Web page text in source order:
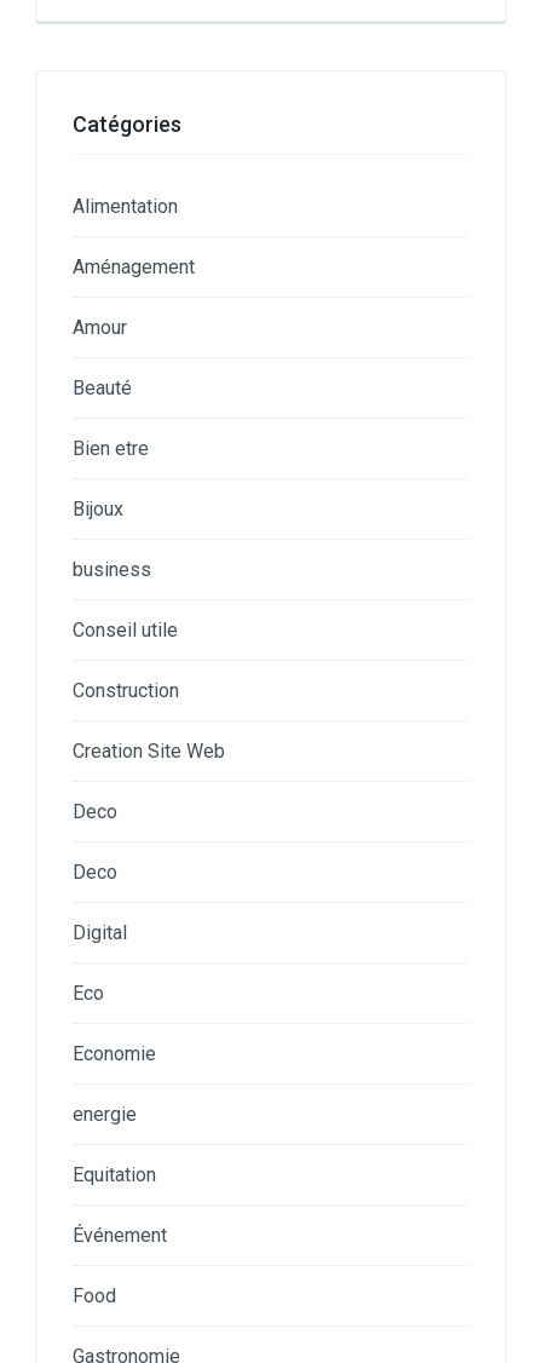
Catégories
Alimentation
Aménagement
Amour
Beauté
Bien etre
Bijoux
business
Conseil utile
Construction
Creation Site Web
Deco
Deco
Digital
Eco
Economie
energie
Equitation
Événement
Food
Gastronomie